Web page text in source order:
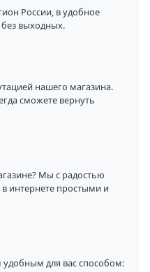
России, в удобное
без выходных.
нашего магазина.
сможете вернуть
Мы с радостью
интернете простыми и
для вас способом: